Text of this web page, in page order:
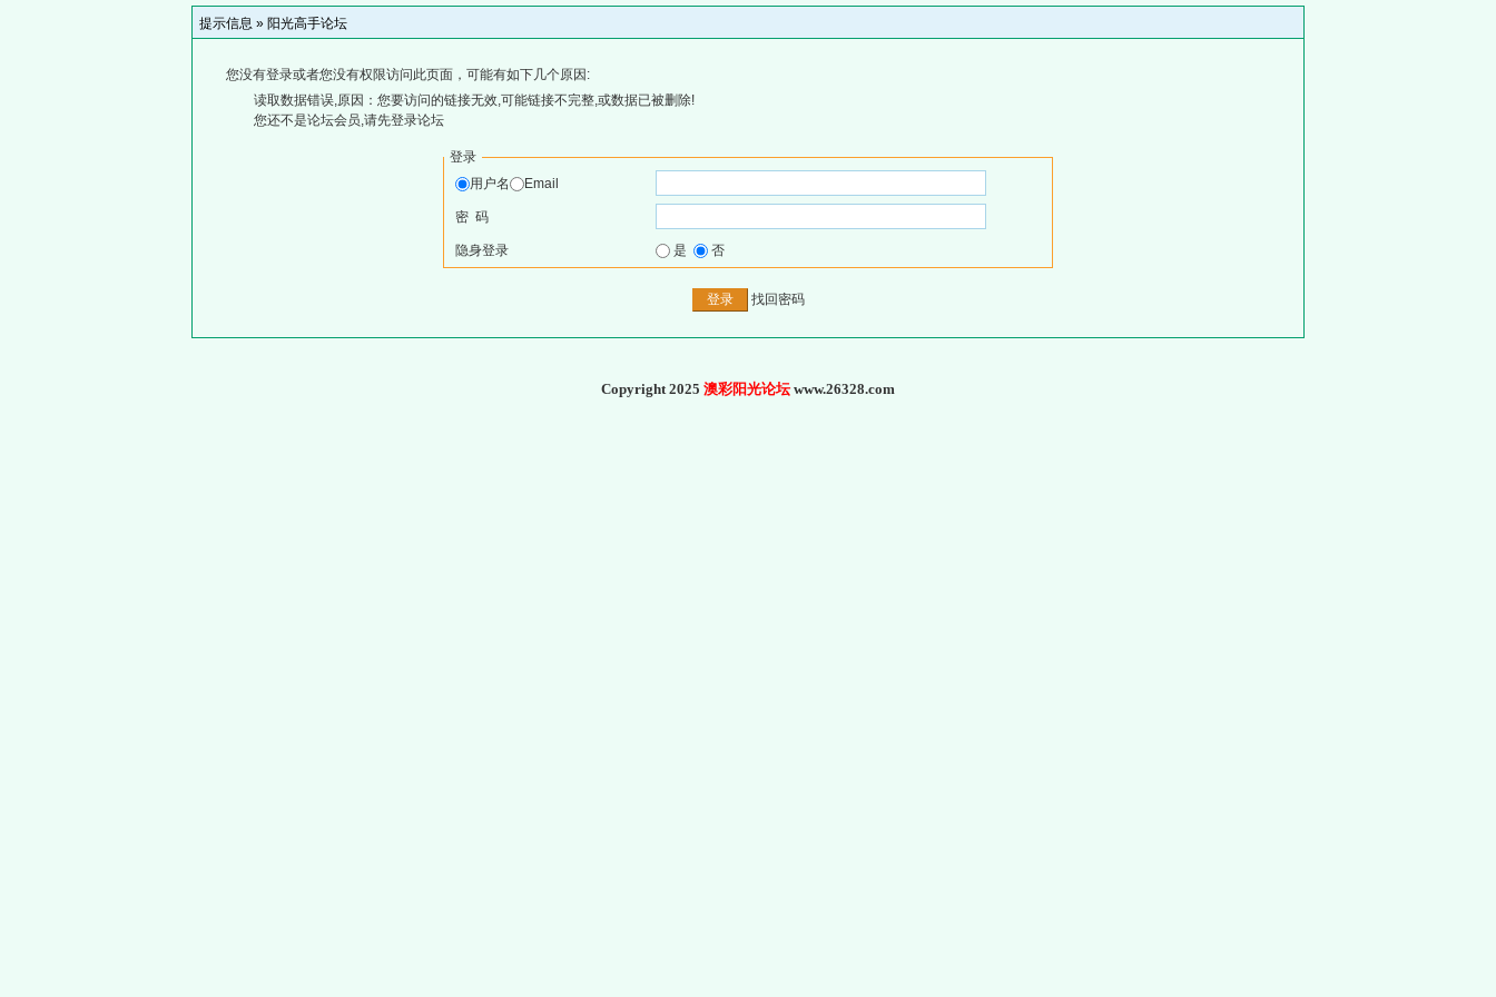
提示信息 » 阳光高手论坛
您没有登录或者您没有权限访问此页面，可能有如下几个原因:
读取数据错误,原因：您要访问的链接无效,可能链接不完整,或数据已被删除!
您还不是论坛会员,请先登录论坛
登录
用户名
Email
密 码
隐身登录 是 否
找回密码
Copyright 2025 澳彩阳光论坛www.26328.com